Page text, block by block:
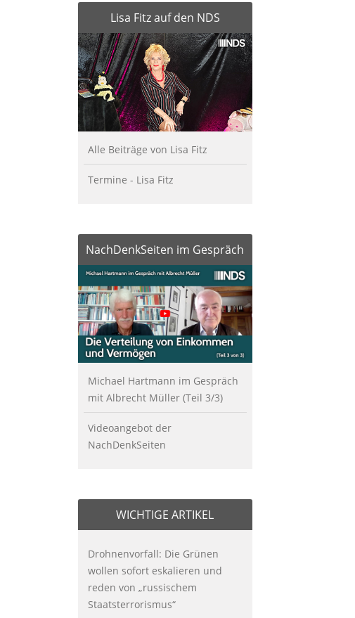
Lisa Fitz auf den NDS
Alle Beiträge von Lisa Fitz
Termine - Lisa Fitz
NachDenkSeiten im Gespräch
Michael Hartmann im Gespräch
mit Albrecht Müller (Teil 3/3)
Videoangebot der
NachDenkSeiten
WICHTIGE ARTIKEL
Drohnenvorfall: Die Grünen
wollen sofort eskalieren und
reden von „russischem
Staatsterrorismus“